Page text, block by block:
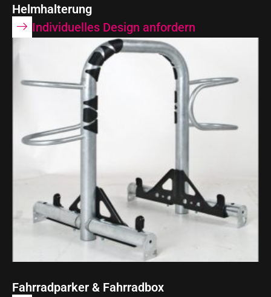
Helmhalterung
Individuelles Design anfordern
Fahrradparker & Fahrradbox